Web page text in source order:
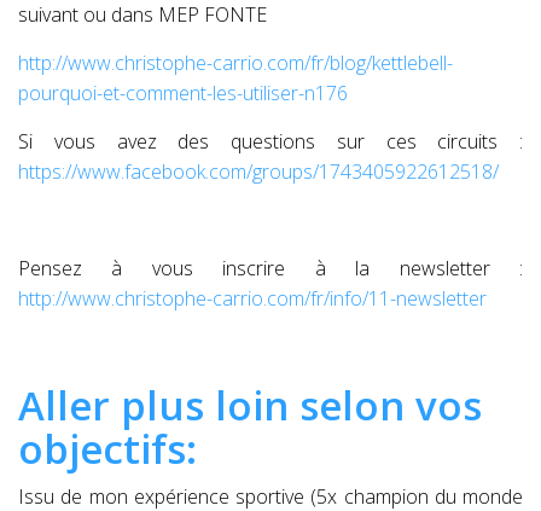
suivant ou dans MEP FONTE
http://www.christophe-carrio.com/fr/blog/kettlebell-
pourquoi-et-comment-les-utiliser-n176
Si vous avez des questions sur ces circuits :
https://www.facebook.com/groups/1743405922612518/
Pensez à vous inscrire à la newsletter :
http://www.christophe-carrio.com/fr/info/11-newsletter
Aller plus loin selon vos
objectifs:
Issu de mon expérience sportive (5x champion du monde